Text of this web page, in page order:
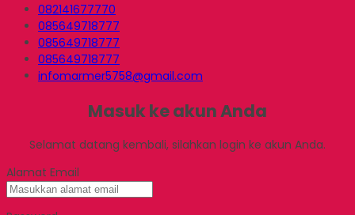
082141677770
085649718777
085649718777
085649718777
infomarmer5758@gmail.com
Masuk ke akun Anda
Selamat datang kembali, silahkan login ke akun Anda.
Alamat Email